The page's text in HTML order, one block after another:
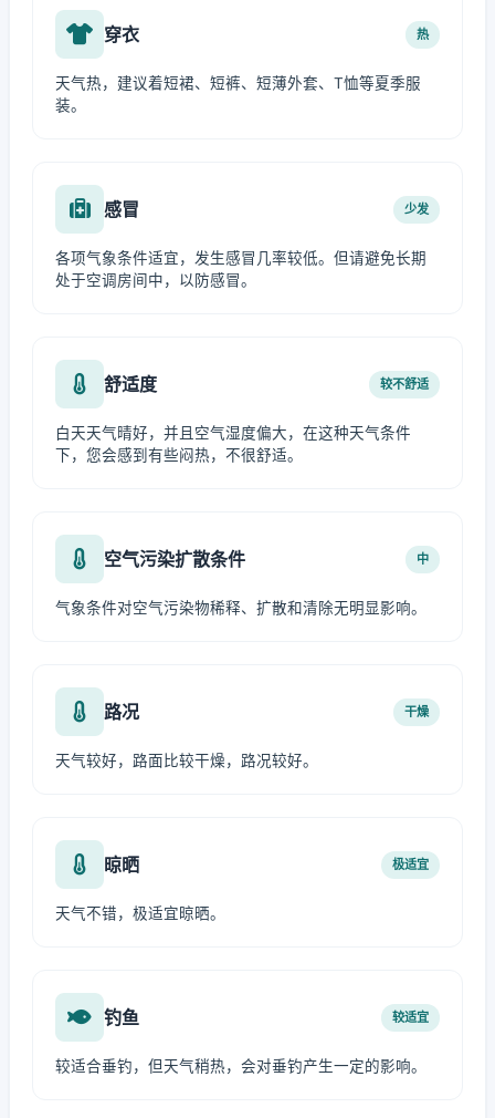
穿衣 热
天气热，建议着短裙、短裤、短薄外套、T恤等夏季服
装。
感冒 少发
各项气象条件适宜，发生感冒几率较低。但请避免长期
处于空调房间中，以防感冒。
舒适度 较不舒适
白天天气晴好，并且空气湿度偏大，在这种天气条件
下，您会感到有些闷热，不很舒适。
空气污染扩散条件 中
气象条件对空气污染物稀释、扩散和清除无明显影响。
路况 干燥
天气较好，路面比较干燥，路况较好。
晾晒 极适宜
天气不错，极适宜晾晒。
钓鱼 较适宜
较适合垂钓，但天气稍热，会对垂钓产生一定的影响。